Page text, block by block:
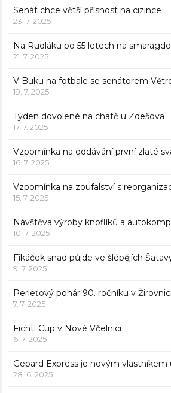
Senát chce větší přísnost na cizince
23. 7. 2025
Na Rudláku po 55 letech na
21. 7. 2025
V Buku na fotbale se senátorem
19. 7. 2025
Týden dovolené na chatě u Zdešova
17. 7. 2025
Vzpomínka na oddávání první zlaté
16. 7. 2025
Vzpomínka na zoufalství s
15. 7. 2025
Návštěva výroby knoflíků a
10. 7. 2025
Fikáček snad půjde ve šlépějích
9. 7. 2025
Perleťový pohár 90. ročníku v Žirovnici
7. 7. 2025
Fichtl Cup v Nové Včelnici
6. 7. 2025
Gepard Express je novým vlastníkem
28. 6. 2025